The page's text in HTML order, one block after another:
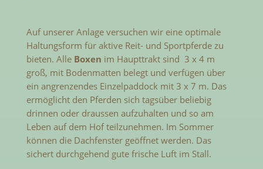
Auf unserer Anlage versuchen wir eine optimale
Haltungsform für aktive Reit- und Sportpferde zu
bieten. Alle Boxen im Haupttrakt sind 3 x 4 m
groß, mit Bodenmatten belegt und verfügen über
ein angrenzendes Einzelpaddock mit 3 x 7 m. Das
ermöglicht den Pferden sich tagsüber beliebig
drinnen oder draussen aufzuhalten und so am
Leben auf dem Hof teilzunehmen. Im Sommer
können die Dachfenster geöffnet werden. Das
sichert durchgehend gute frische Luft im Stall.